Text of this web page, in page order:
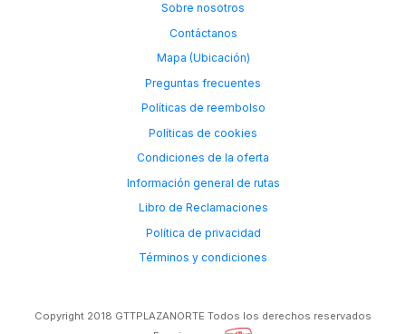
Sobre nosotros
Contáctanos
Mapa (Ubicación)
Preguntas frecuentes
Políticas de reembolso
Políticas de cookies
Condiciones de la oferta
Información general de rutas
Libro de Reclamaciones
Política de privacidad
Términos y condiciones
Copyright 2018 GTTPLAZANORTE Todos los derechos reservados